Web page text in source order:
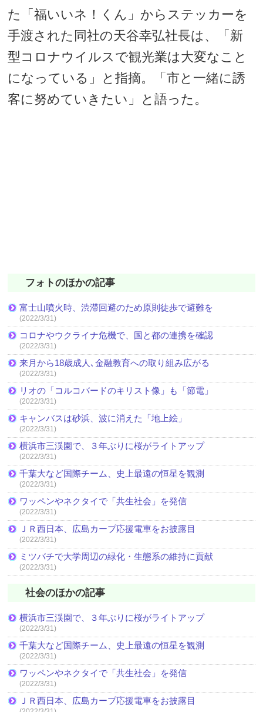
た「福いいネ！くん」からステッカーを
手渡された同社の天谷幸弘社長は、「新
型コロナウイルスで観光業は大変なこと
になっている」と指摘。「市と一緒に誘
客に努めていきたい」と語った。
フォトのほかの記事
富士山噴火時、渋滞回避のため原則徒歩で避難を
(2022/3/31)
コロナやウクライナ危機で、国と都の連携を確認
(2022/3/31)
来月から18歳成人､金融教育への取り組み広がる
(2022/3/31)
リオの「コルコバードのキリスト像」も「節電」
(2022/3/31)
キャンバスは砂浜、波に消えた「地上絵」
(2022/3/31)
横浜市三渓園で、３年ぶりに桜がライトアップ
(2022/3/31)
千葉大など国際チーム、史上最遠の恒星を観測
(2022/3/31)
ワッペンやネクタイで「共生社会」を発信
(2022/3/31)
ＪＲ西日本、広島カープ応援電車をお披露目
(2022/3/31)
ミツバチで大学周辺の緑化・生態系の維持に貢献
(2022/3/31)
社会のほかの記事
横浜市三渓園で、３年ぶりに桜がライトアップ
(2022/3/31)
千葉大など国際チーム、史上最遠の恒星を観測
(2022/3/31)
ワッペンやネクタイで「共生社会」を発信
(2022/3/31)
ＪＲ西日本、広島カープ応援電車をお披露目